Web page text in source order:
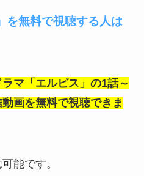
を無料で視聴する人は
マ「エルピス」の1話～
動画を無料で視聴できま
能です。